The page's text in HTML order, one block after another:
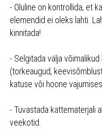
- Oluline on kontrollida, et
elemendid ei oleks lahti.
kinnitada!
- Selgitada välja
(torkeaugud,
katuse või hoone
- Tuvastada kattematerjali
veekotid.